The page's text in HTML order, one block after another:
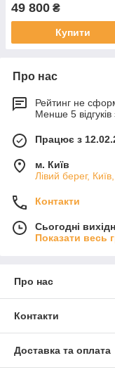
49 800 ₴
Купити
Про нас
Рейтинг не
Менше 5 відгуків
Працює з
м. Київ
Лівий берег,
Контакти
Сьогодні
Показати весь
Про нас
Контакти
Доставка та оплата